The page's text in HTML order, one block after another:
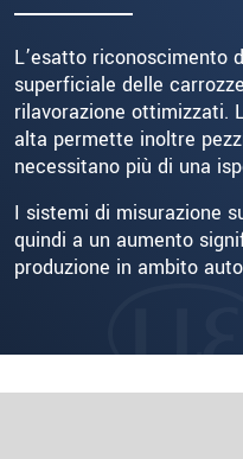
L’esatto riconoscimento
superficiale delle
rilavorazione ottimizzati.
alta permette inoltre
necessitano più di una
I sistemi di misurazione
quindi a un aumento
produzione in ambito